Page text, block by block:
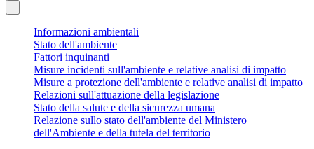
Informazioni ambientali
Stato dell'ambiente
Fattori inquinanti
Misure incidenti sull'ambiente e relative analisi di impatto
Misure a protezione dell'ambiente e relative analisi di impatto
Relazioni sull'attuazione della legislazione
Stato della salute e della sicurezza umana
Relazione sullo stato dell'ambiente del Ministero
dell'Ambiente e della tutela del territorio